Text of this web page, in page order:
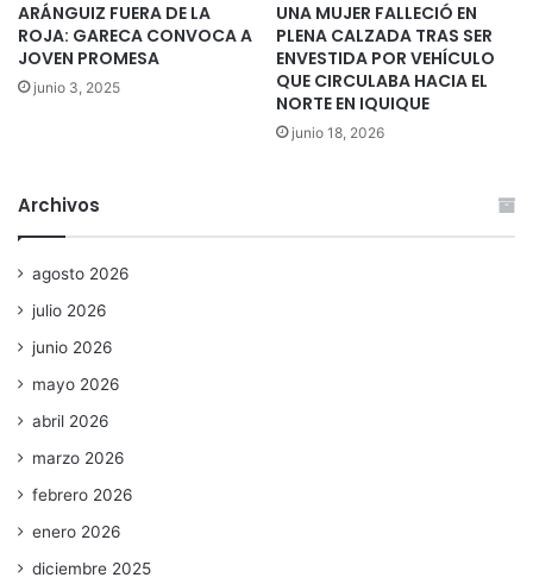
ARÁNGUIZ FUERA DE LA
ROJA: GARECA CONVOCA A
JOVEN PROMESA
junio 3, 2025
UNA MUJER FALLECIÓ EN
PLENA CALZADA TRAS SER
ENVESTIDA POR VEHÍCULO
QUE CIRCULABA HACIA EL
NORTE EN IQUIQUE
junio 18, 2026
Archivos
agosto 2026
julio 2026
junio 2026
mayo 2026
abril 2026
marzo 2026
febrero 2026
enero 2026
diciembre 2025